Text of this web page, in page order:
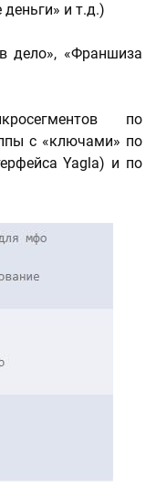
и т.д.)
дело», «Франшиза
по
с «ключами» по
Yagla) и по